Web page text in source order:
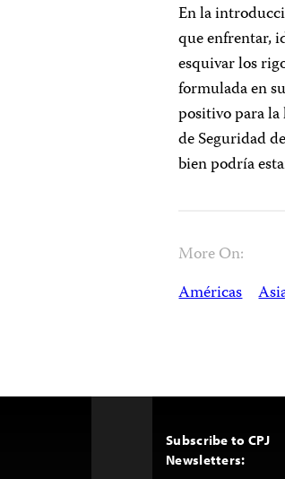
En la
que enfrentar,
esquivar los
formulada en
positivo para
de Seguridad
bien podría
More On:
Américas
Subscribe to CPJ
Newsletters: